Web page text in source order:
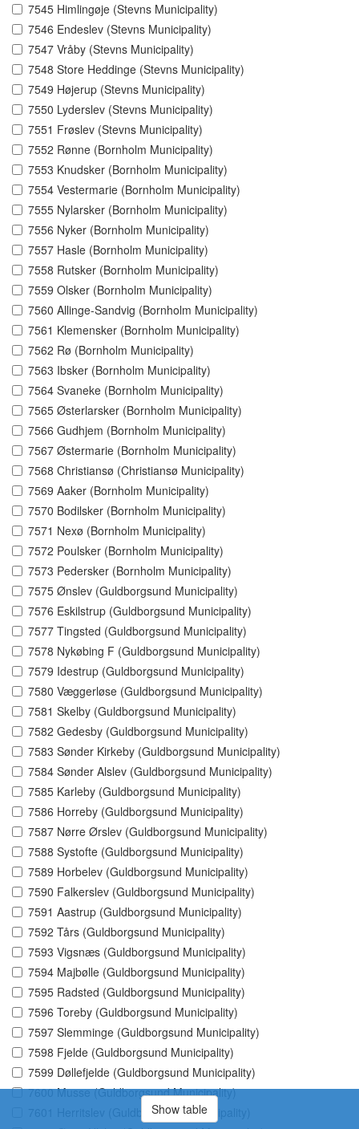
7545 Himlingøje (Stevns Municipality)
7546 Endeslev (Stevns Municipality)
7547 Vråby (Stevns Municipality)
7548 Store Heddinge (Stevns Municipality)
7549 Højerup (Stevns Municipality)
7550 Lyderslev (Stevns Municipality)
7551 Frøslev (Stevns Municipality)
7552 Rønne (Bornholm Municipality)
7553 Knudsker (Bornholm Municipality)
7554 Vestermarie (Bornholm Municipality)
7555 Nylarsker (Bornholm Municipality)
7556 Nyker (Bornholm Municipality)
7557 Hasle (Bornholm Municipality)
7558 Rutsker (Bornholm Municipality)
7559 Olsker (Bornholm Municipality)
7560 Allinge-Sandvig (Bornholm Municipality)
7561 Klemensker (Bornholm Municipality)
7562 Rø (Bornholm Municipality)
7563 Ibsker (Bornholm Municipality)
7564 Svaneke (Bornholm Municipality)
7565 Østerlarsker (Bornholm Municipality)
7566 Gudhjem (Bornholm Municipality)
7567 Østermarie (Bornholm Municipality)
7568 Christiansø (Christiansø Municipality)
7569 Aaker (Bornholm Municipality)
7570 Bodilsker (Bornholm Municipality)
7571 Nexø (Bornholm Municipality)
7572 Poulsker (Bornholm Municipality)
7573 Pedersker (Bornholm Municipality)
7575 Ønslev (Guldborgsund Municipality)
7576 Eskilstrup (Guldborgsund Municipality)
7577 Tingsted (Guldborgsund Municipality)
7578 Nykøbing F (Guldborgsund Municipality)
7579 Idestrup (Guldborgsund Municipality)
7580 Væggerløse (Guldborgsund Municipality)
7581 Skelby (Guldborgsund Municipality)
7582 Gedesby (Guldborgsund Municipality)
7583 Sønder Kirkeby (Guldborgsund Municipality)
7584 Sønder Alslev (Guldborgsund Municipality)
7585 Karleby (Guldborgsund Municipality)
7586 Horreby (Guldborgsund Municipality)
7587 Nørre Ørslev (Guldborgsund Municipality)
7588 Systofte (Guldborgsund Municipality)
7589 Horbelev (Guldborgsund Municipality)
7590 Falkerslev (Guldborgsund Municipality)
7591 Aastrup (Guldborgsund Municipality)
7592 Tårs (Guldborgsund Municipality)
7593 Vigsnæs (Guldborgsund Municipality)
7594 Majbølle (Guldborgsund Municipality)
7595 Radsted (Guldborgsund Municipality)
7596 Toreby (Guldborgsund Municipality)
7597 Slemminge (Guldborgsund Municipality)
7598 Fjelde (Guldborgsund Municipality)
7599 Døllefjelde (Guldborgsund Municipality)
7600 Musse (Guldborgsund Municipality)
7601 Herritslev (Guldborgsund Municipality)
Show table